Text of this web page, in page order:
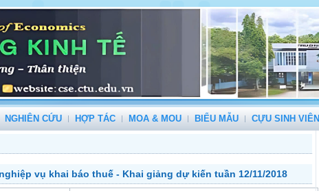
NGHIÊN CỨU HỢP TÁC MOA & MOU BIỂU MẪU CỰU SINH VIÊN
vụ khai báo thuế - Khai giảng dự kiến tuần 12/11/2018